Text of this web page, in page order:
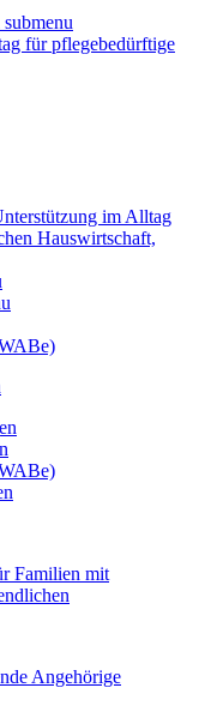
für pflegebedürftige
im Alltag
Hauswirtschaft,
Familien mit
Angehörige